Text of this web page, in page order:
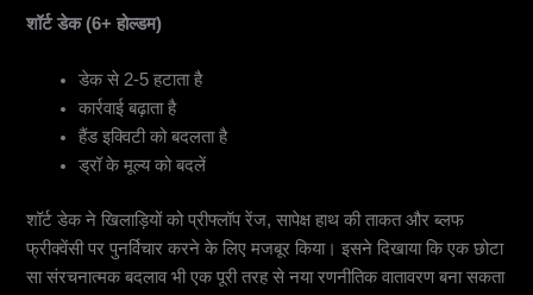
शॉर्ट डेक (6+ होल्डम)
डेक से 2-5 हटाता है
कार्रवाई बढ़ाता है
हैंड इक्विटी को बदलता है
ड्रॉ के मूल्य को बदलें
शॉर्ट डेक ने खिलाड़ियों को प्रीफ्लॉप रेंज, सापेक्ष हाथ की ताकत और ब्लफ
फ्रीक्वेंसी पर पुनर्विचार करने के लिए मजबूर किया। इसने दिखाया कि एक छोटा
सा संरचनात्मक बदलाव भी एक पूरी तरह से नया रणनीतिक वातावरण बना सकता